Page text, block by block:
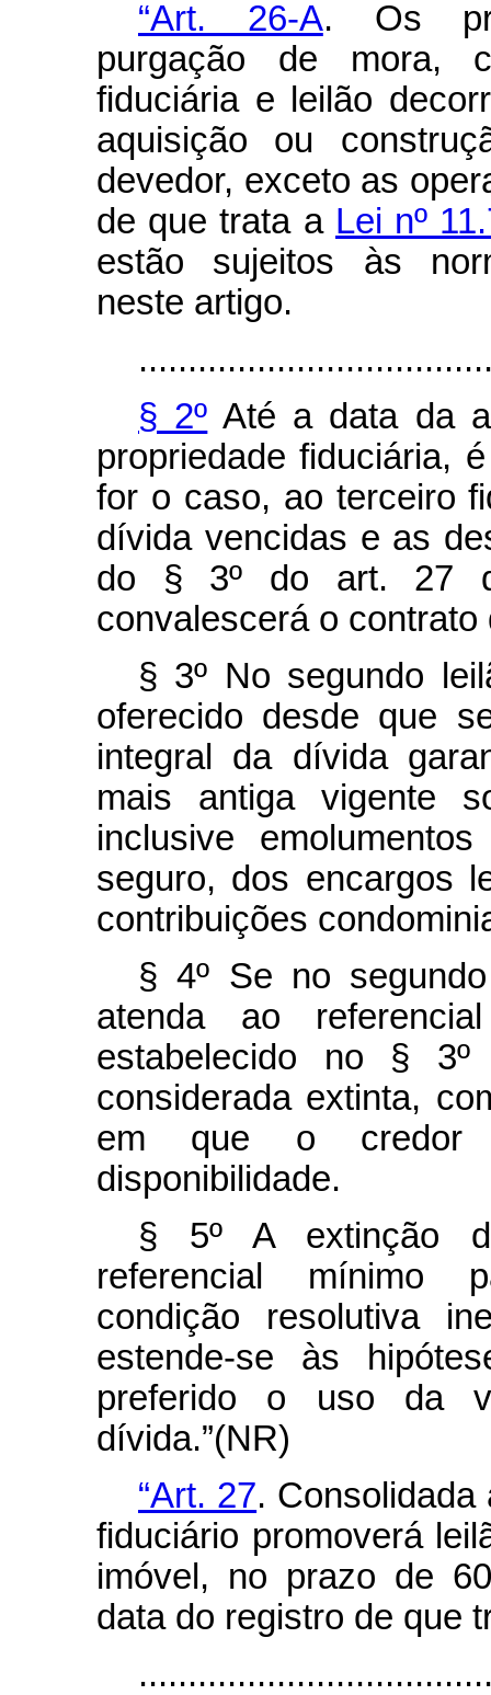
“Art. 26-A. Os
purgação de mora,
fiduciária e leilão
aquisição ou
devedor, exceto as
de que trata a Lei nº
estão sujeitos às
neste artigo.
§ 2º Até a data da
propriedade fiduciária,
for o caso, ao terceiro
dívida vencidas e as
do § 3º do art. 27
convalescerá o
§ 3º No segundo
oferecido desde que
integral da dívida
mais antiga vigente
inclusive
seguro, dos encargos
contribuições
§ 4º Se no
atenda ao
estabelecido no §
considerada extinta,
em que o credor
disponibilidade.
§ 5º A extinção
referencial mínimo
condição resolutiva
estende-se às
preferido o uso da
dívida.”(NR)
“Art. 27.
fiduciário promoverá
imóvel, no prazo de
data do registro de que